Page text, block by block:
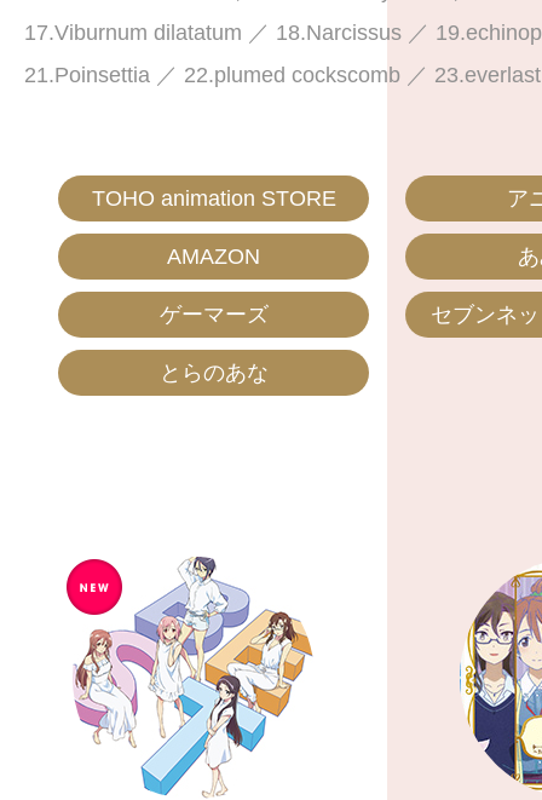
17.Viburnum dilatatum ／ 18.Narcissus ／
21.Poinsettia ／ 22.plumed cockscomb ／
TOHO animation STORE ア
AMAZON
ゲーマーズ セブンネ
とらのあな